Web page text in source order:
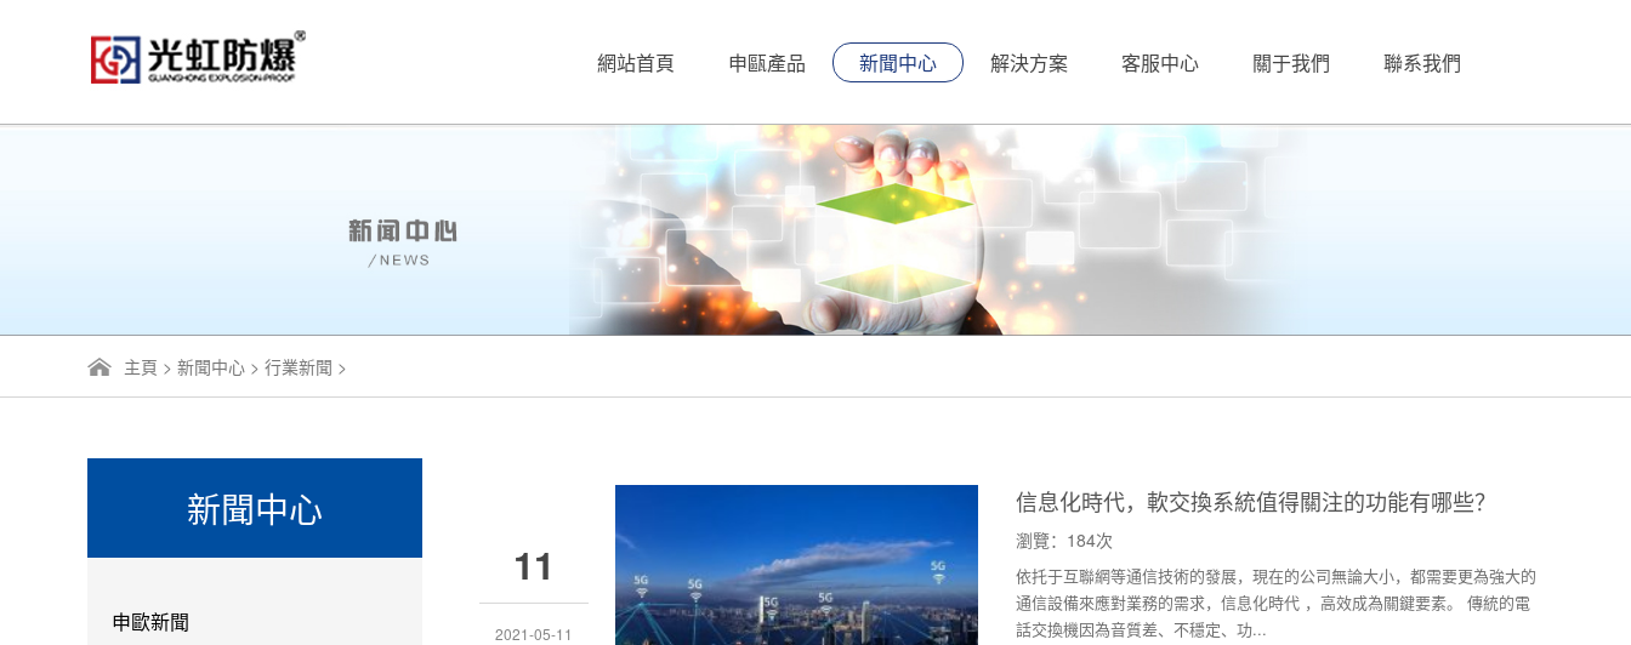
網站首頁 申甌產品 新聞中心 解決方案 客服中心 關于我們 聯系我們
主頁 > 新聞中心 > 行業新聞 >
新聞中心
申歐新聞
11
2021-05-11
信息化時代，軟交換系統值得關注的功能有哪些？
瀏覽：184次
依托于互聯網等通信技術的發展，現在的公司無論大小，都需要更為強大的
通信設備來應對業務的需求，信息化時代 ，高效成為關鍵要素。 傳統的電
話交換機因為音質差、不穩定、功...